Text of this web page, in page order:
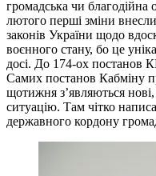
громадська чи благодійна
лютого перші зміни
законів України щодо
воєнного стану, бо це
досі. До 174-ох постанов
Самих постанов Кабміну
щотижня з’являються
ситуацію. Там чітко
державного кордону